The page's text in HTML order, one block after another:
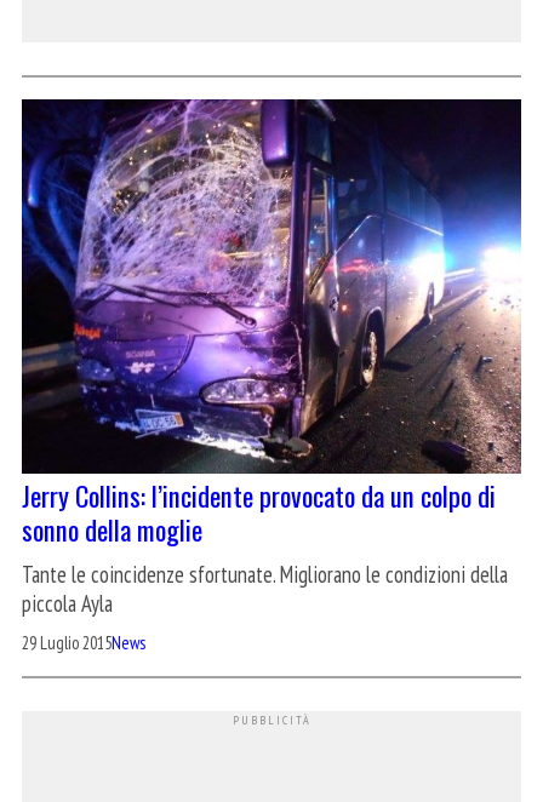
Jerry Collins: l’incidente provocato da un colpo di
sonno della moglie
Tante le coincidenze sfortunate. Migliorano le condizioni della
piccola Ayla
29 Luglio 2015News